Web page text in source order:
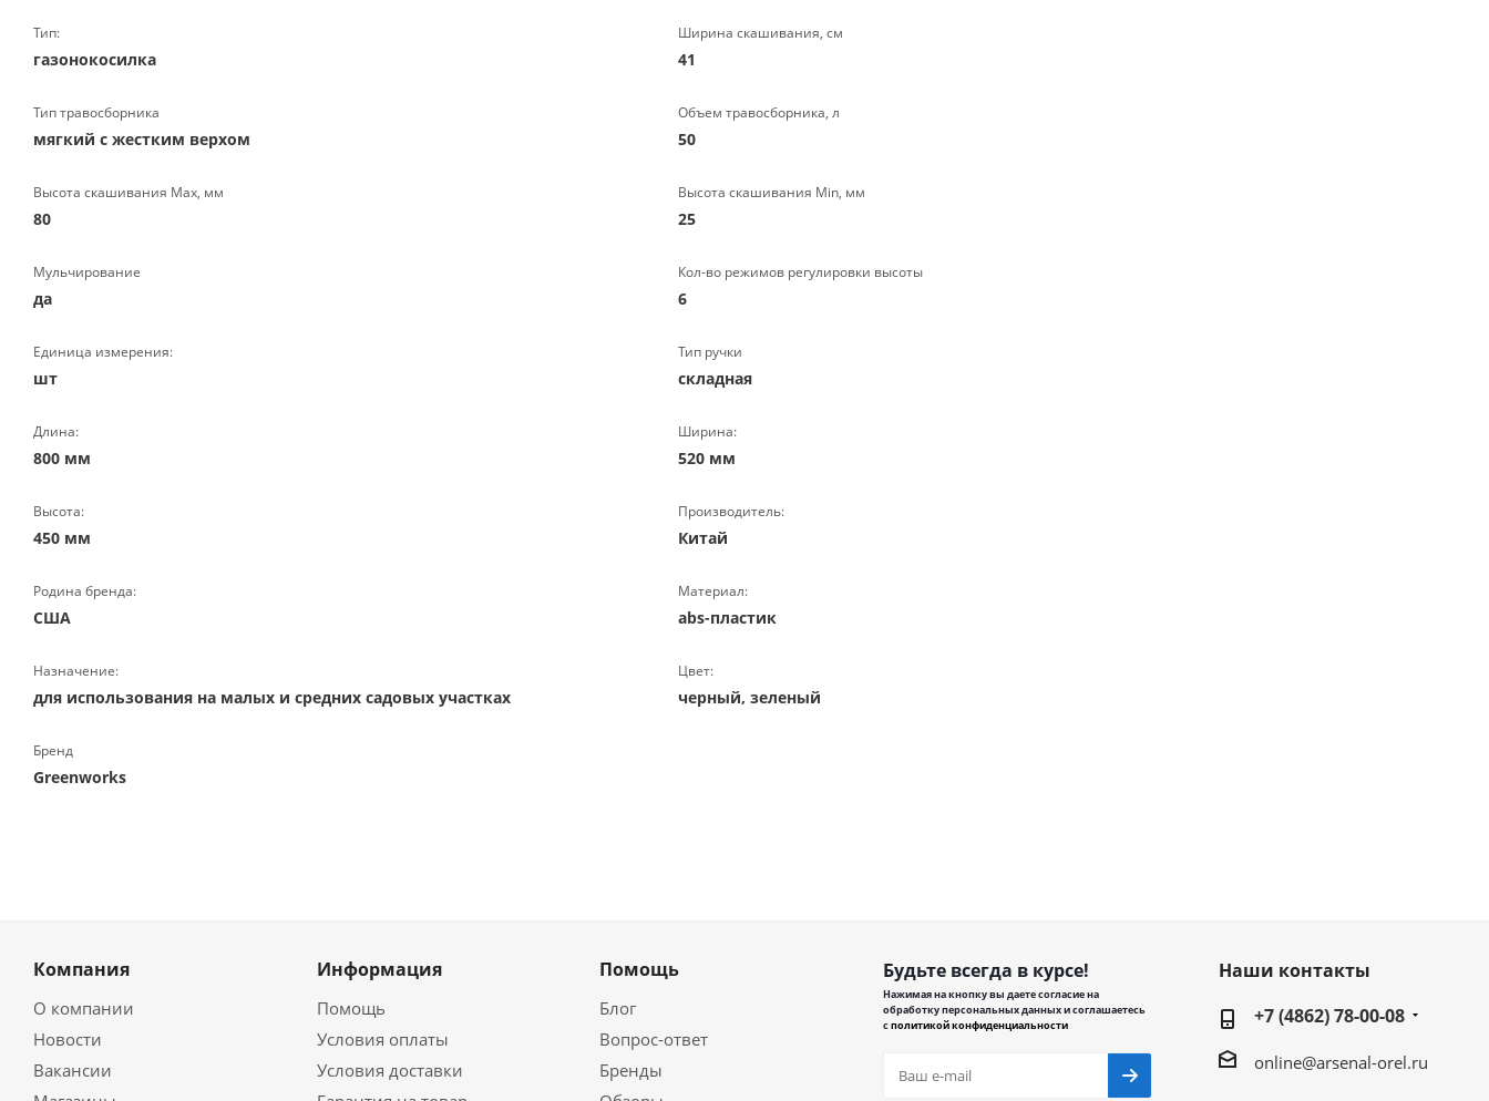
Тип:
газонокосилка
Ширина скашивания, см
41
Тип травосборника
мягкий с жестким верхом
Объем травосборника, л
50
Высота скашивания Max, мм
80
Высота скашивания Min, мм
25
Мульчирование
да
Кол-во режимов регулировки высоты
6
Единица измерения:
шт
Тип ручки
складная
Длина:
800 мм
Ширина:
520 мм
Высота:
450 мм
Производитель:
Китай
Родина бренда:
США
Материал:
abs-пластик
Назначение:
для использования на малых и средних садовых участках
Цвет:
черный, зеленый
Бренд
Greenworks
Компания
О компании
Новости
Вакансии
Информация
Помощь
Условия оплаты
Условия доставки
Помощь
Блог
Вопрос-ответ
Бренды
Будьте всегда в курсе!
Нажимая на кнопку вы даете согласие на
обработку персональных данных и соглашаетесь
сполитикой конфиденциальности
Наши контакты
+7 (4862) 78-00-08
online@arsenal-orel.ru